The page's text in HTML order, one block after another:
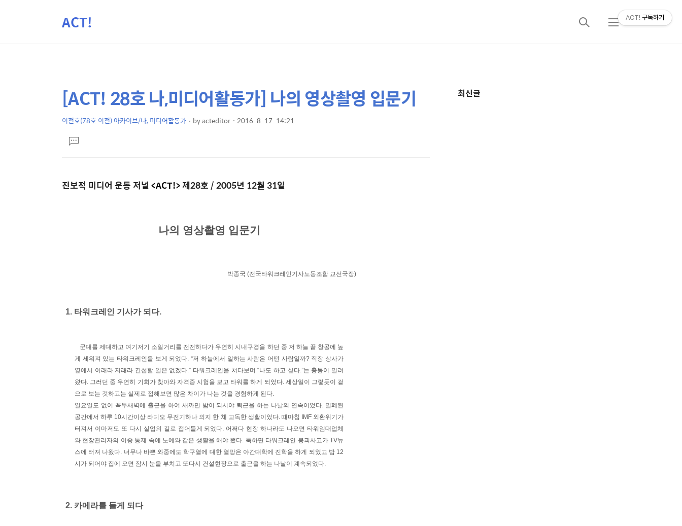
ACT!
검
메
상
세
컨
텐
본
문
제
[ACT! 28호 나,미디어활동가] 나의 영상촬영 입문기
이전호(78호 이전) 아카이브/나, 미디어활동가 byacteditor 2016. 8. 17. 14:21
문댓
글
진보적 미디어 운동 저널<ACT!>제28호 / 2005년 12월 31일
나의 영상촬영 입문기
박종국 (전국타워크레인기사노동조합 교선국장)
1. 타워크레인 기사가 되다.
군대를 제대하고 여기저기 소일거리를 전전하다가 우연히 시내구경을 하던 중 저 하늘 끝 창공에 높
게 세워져 있는 타워크레인을 보게 되었다. “저 하늘에서 일하는 사람은 어떤 사람일까? 직장 상사가
옆에서 이래라 저래라 간섭할 일은 없겠다.” 타워크레인을 쳐다보며 “나도 하고 싶다.”는 충동이 밀려
왔다. 그러던 중 우연히 기회가 찾아와 자격증 시험을 보고 타워를 하게 되었다. 세상일이 그렇듯이 겉
으로 보는 것하고는 실제로 접해보면 많은 차이가 나는 것을 경험하게 된다.
일요일도 없이 꼭두새벽에 출근을 하여 새까만 밤이 되서야 퇴근을 하는 나날의 연속이었다. 밀폐된
공간에서 하루 10시간이상 라디오 무전기하나 의지 한 체 고독한 생활이었다. 때마침 IMF 외환위기가
터져서 이마저도 또 다시 실업의 길로 접어들게 되었다. 어쩌다 현장 하나라도 나오면 타워임대업체
와 현장관리자의 이중 통제 속에 노예와 같은 생활을 해야 했다. 툭하면 타워크레인 붕괴사고가 TV뉴
스에 터져 나왔다. 너무나 바쁜 와중에도 학구열에 대한 열망은 야간대학에 진학을 하게 되었고 밤 12
시가 되어야 집에 오면 잠시 눈을 부치고 또다시 건설현장으로 출근을 하는 나날이 계속되었다.
2. 카메라를 들게 되다
추
최신글
ACT! 구독하기